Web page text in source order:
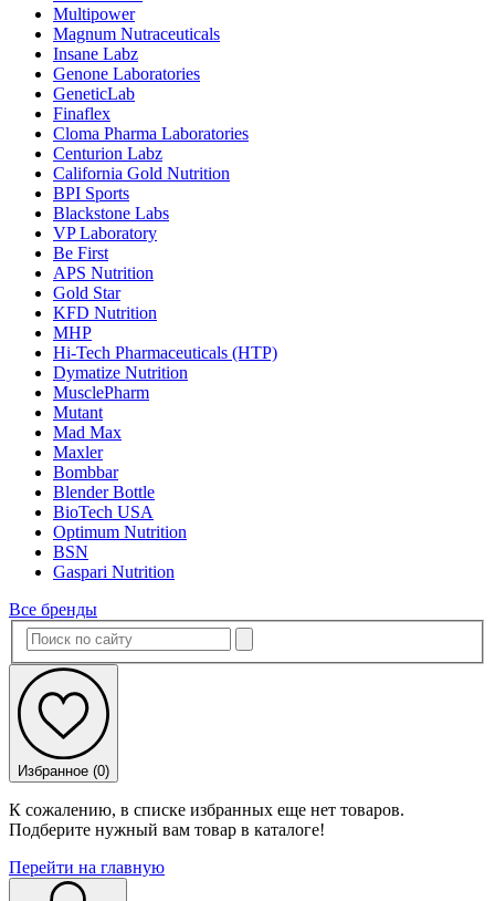
Multipower
Magnum Nutraceuticals
Insane Labz
Genone Laboratories
GeneticLab
Finaflex
Cloma Pharma Laboratories
Centurion Labz
California Gold Nutrition
BPI Sports
Blackstone Labs
VP Laboratory
Be First
APS Nutrition
Gold Star
KFD Nutrition
MHP
Hi-Tech Pharmaceuticals (HTP)
Dymatize Nutrition
MusclePharm
Mutant
Mad Max
Maxler
Bombbar
Blender Bottle
BioTech USA
Optimum Nutrition
BSN
Gaspari Nutrition
Все бренды
Избранное (0)
К сожалению, в списке избранных еще нет товаров.
Подберите нужный вам товар в каталоге!
Перейти на главную